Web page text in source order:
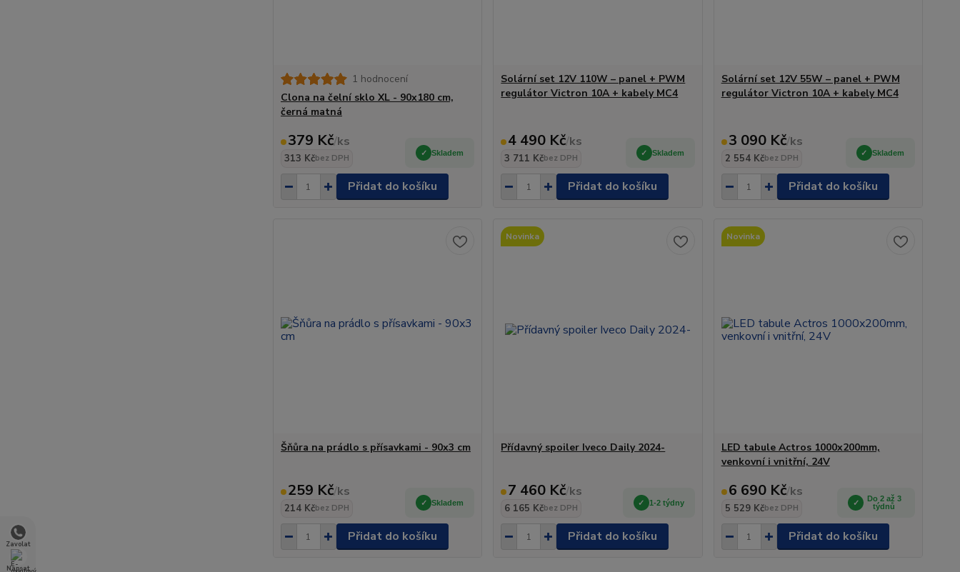
Zavolat
Napsat
1 hodnocení
Clona na čelní sklo XL - 90x180 cm,
černá matná
379 Kč/ks
313 Kčbez DPH
Skladem
Přidat do košíku
Solární set 12V 110W – panel + PWM
regulátor Victron 10A + kabely MC4
4 490 Kč/ks
3 711 Kčbez DPH
Skladem
Přidat do košíku
Solární set 12V 55W – panel + PWM
regulátor Victron 10A + kabely MC4
3 090 Kč/ks
2 554 Kčbez DPH
Skladem
Přidat do košíku
Šňůra na prádlo s přísavkami - 90x3 cm
259 Kč/ks
214 Kčbez DPH
Skladem
Přidat do košíku
Novinka
Přídavný spoiler Iveco Daily 2024-
7 460 Kč/ks
6 165 Kčbez DPH
1-2 týdny
Přidat do košíku
Novinka
LED tabule Actros 1000x200mm,
venkovní i vnitřní, 24V
6 690 Kč/ks
5 529 Kčbez DPH
Do 2 až 3
týdnů
Přidat do košíku